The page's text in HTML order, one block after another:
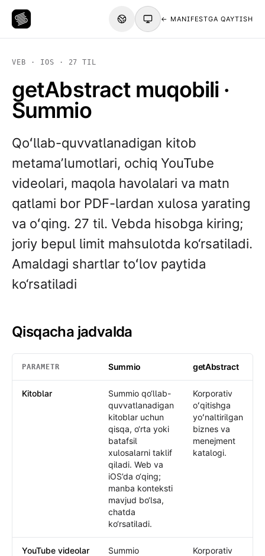
← MANIFESTGA QAYTISH
VEB · IOS · 27 TIL
getAbstract muqobili ·
Summio
Qoʻllab-quvvatlanadigan kitob
metamaʼlumotlari, ochiq YouTube
videolari, maqola havolalari va matn
qatlami bor PDF-lardan xulosa yarating
va oʻqing. 27 til. Vebda hisobga kiring;
joriy bepul limit mahsulotda ko‘rsatiladi.
Amaldagi shartlar toʻlov paytida
ko‘rsatiladi
Qisqacha jadvalda
PARAMETR Summio getAbstract
Kitoblar
Summio qo‘llab-
quvvatlanadigan
kitoblar uchun
qisqa, o‘rta yoki
batafsil
xulosalarni taklif
qiladi. Web va
iOS’da o‘qing;
manba konteksti
mavjud bo‘lsa,
chatda
ko‘rsatiladi.
Korporativ
oʻqitishga
yoʻnaltirilgan
biznes va
menejment
katalogi.
YouTube videolar
Summio
Korporativ